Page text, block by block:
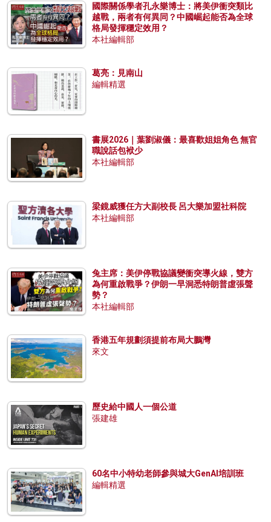
國際關係學者孔永樂博士：將美伊衝突類比
越戰，兩者有何異同？中國崛起能否為全球
格局發揮穩定效用？
本社編輯部
葛亮：見南山
編輯精選
書展2026｜葉劉淑儀：最喜歡姐姐角色 無官
職說話包袱少
本社編輯部
梁鏡威獲任方大副校長 呂大樂加盟社科院
本社編輯部
兔主席：美伊停戰協議變衝突導火線，雙方
為何重啟戰爭？伊朗一早洞悉特朗普虛張聲
勢？
本社編輯部
香港五年規劃須提前布局大鵬灣
來文
歷史給中國人一個公道
張建雄
60名中小特幼老師參與城大GenAI培訓班
編輯精選